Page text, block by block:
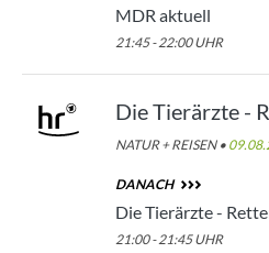
MDR aktuell
21:45 - 22:00 UHR
Die Tierärzte -
NATUR + REISEN •
DANACH
Die Tierärzte -
21:00 - 21:45 UHR